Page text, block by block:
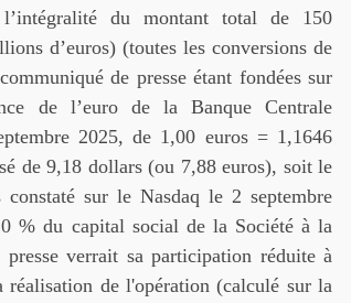
l’intégralité du montant total de 150
d’euros) (toutes les conversions de
de presse étant fondées sur
de l’euro de la Banque Centrale
2025, de 1,00 euros = 1,1646
de 9,18 dollars (ou 7,88 euros), soit le
sur le Nasdaq le 2 septembre
% du capital social de la Société à la
verrait sa participation réduite à
de l'opération (calculé sur la